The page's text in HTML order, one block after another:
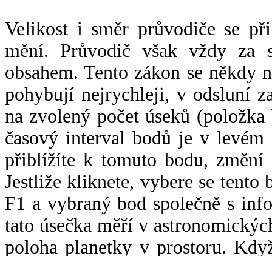
Velikost i směr průvodiče se
mění. Průvodič však vždy za
obsahem. Tento zákon se někdy
pohybují nejrychleji, v odsluní
na zvolený počet úseků
časový interval bodů je v
přiblížíte k tomuto bodu,
Jestliže kliknete, vybere se tento
F1 a vybraný bod společně s
tato úsečka měří v
poloha planetky v prostoru.